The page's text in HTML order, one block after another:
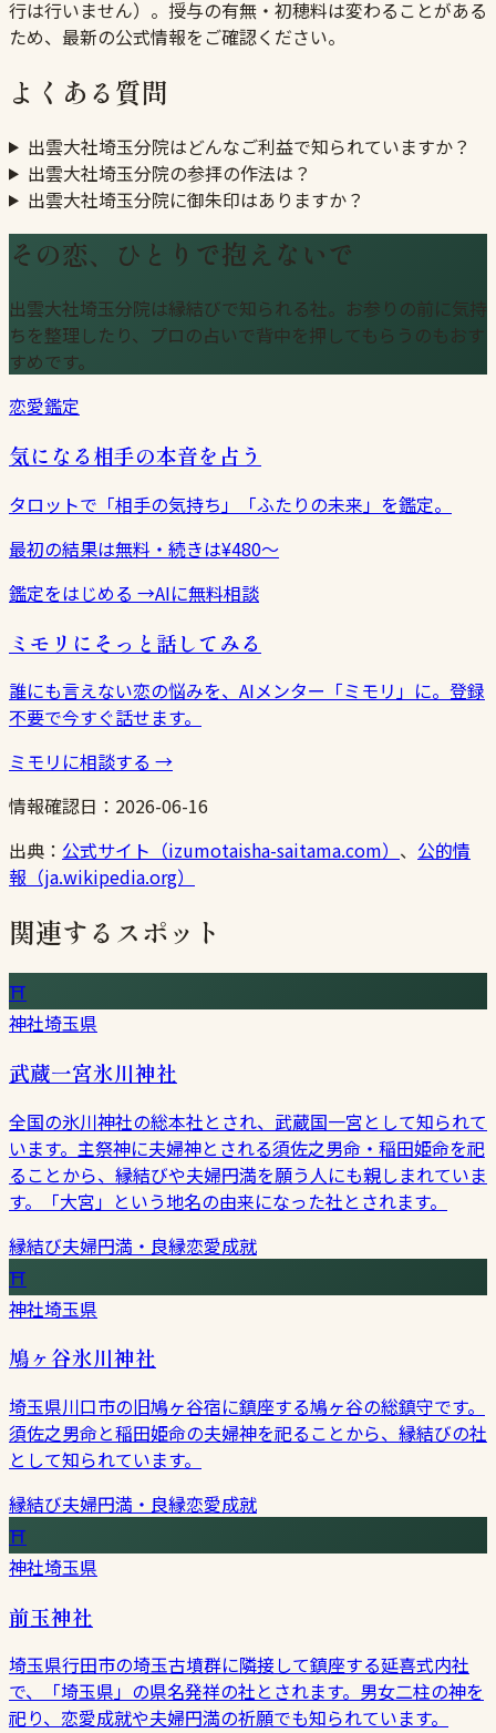
行は行いません）。授与の有無・初穂料は変わることがある
ため、最新の公式情報をご確認ください。
よくある質問
出雲大社埼玉分院はどんなご利益で知られていますか？
出雲大社埼玉分院の参拝の作法は？
出雲大社埼玉分院に御朱印はありますか？
その恋、ひとりで抱えないで
出雲大社埼玉分院は縁結びで知られる社。お参りの前に気持
ちを整理したり、プロの占いで背中を押してもらうのもおす
すめです。
恋愛鑑定
気になる相手の本音を占う
タロットで「相手の気持ち」「ふたりの未来」を鑑定。
最初の結果は無料・続きは¥480〜
鑑定をはじめる →AIに無料相談
ミモリにそっと話してみる
誰にも言えない恋の悩みを、AIメンター「ミモリ」に。登録
不要で今すぐ話せます。
ミモリに相談する →
情報確認日： 2026-06-16
出典： 公式サイト（izumotaisha-saitama.com） 、 公的情
報（ja.wikipedia.org）
関連するスポット
⛩
神社埼玉県
武蔵一宮氷川神社
全国の氷川神社の総本社とされ、武蔵国一宮として知られて
います。主祭神に夫婦神とされる須佐之男命・稲田姫命を祀
ることから、縁結びや夫婦円満を願う人にも親しまれていま
す。「大宮」という地名の由来になった社とされます。
縁結び夫婦円満・良縁恋愛成就
⛩
神社埼玉県
鳩ヶ谷氷川神社
埼玉県川口市の旧鳩ヶ谷宿に鎮座する鳩ヶ谷の総鎮守です。
須佐之男命と稲田姫命の夫婦神を祀ることから、縁結びの社
として知られています。
縁結び夫婦円満・良縁恋愛成就
⛩
神社埼玉県
前玉神社
埼玉県行田市の埼玉古墳群に隣接して鎮座する延喜式内社
で、「埼玉県」の県名発祥の社とされます。男女二柱の神を
祀り、恋愛成就や夫婦円満の祈願でも知られています。